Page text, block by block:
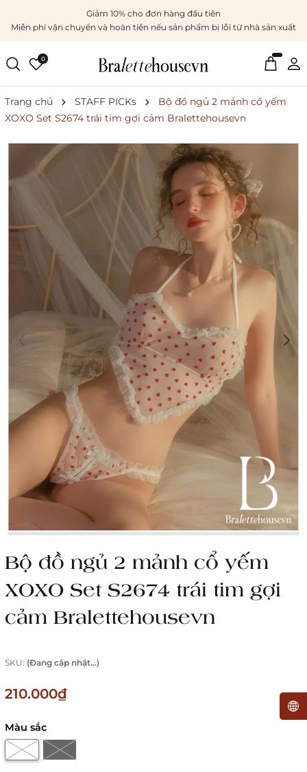
Giảm 10% cho đơn hàng đầu tiên
Miễn phí vận chuyển và hoàn tiền nếu sản phẩm bị lỗi từ nhà sản xuất
0
Trang chủ STAFF PICKs
Bộ đồ ngủ 2 mảnh cổ yếm
XOXO Set S2674 trái tim gợi cảm Bralettehousevn
Bộ đồ ngủ 2 mảnh cổ yếm
XOXO Set S2674 trái tim gợi
cảm Bralettehousevn
SKU: (Đang cập nhật...)
210.000₫
Màu sắc